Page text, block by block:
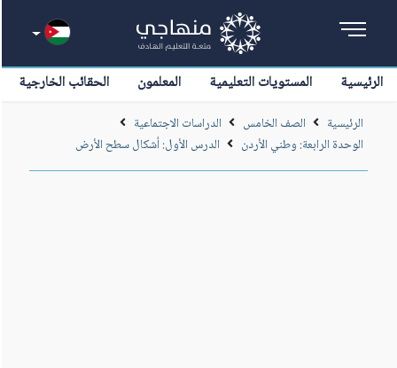
الرئيسية المستويات التعليمية المعلمون الحقائب الخارجية
الرئيسية الصف الخامس
الدراسات الاجتماعية
الوحدة الرابعة: وطني الأردن
الدرس الأول: أشكال سطح الأرض